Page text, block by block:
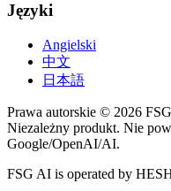
Języki
Angielski
中文
日本語
Prawa autorskie © 2026
Niezależny produkt. Nie
Google/OpenAI/AI.
FSG AI is operated by